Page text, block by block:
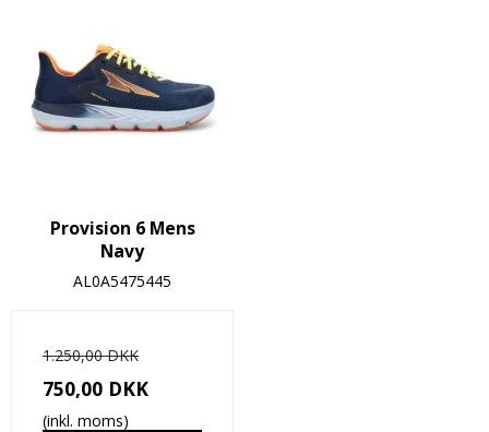
Provision 6 Mens
Navy
AL0A5475445
1.250,00 DKK
750,00 DKK
(inkl. moms)